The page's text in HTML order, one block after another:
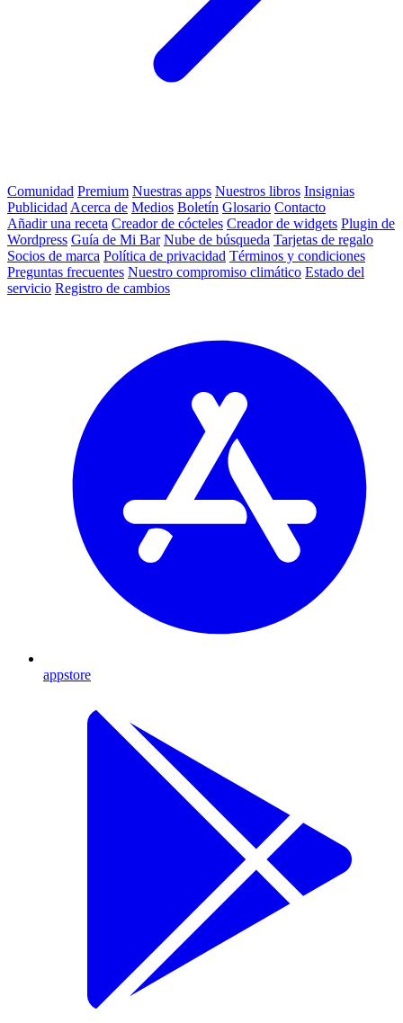
Comunidad Premium Nuestras apps Nuestros libros Insignias
Publicidad Acerca de Medios Boletín Glosario Contacto
Añadir una receta Creador de cócteles Creador de widgets Plugin de
Wordpress Guía de Mi Bar Nube de búsqueda Tarjetas de regalo
Socios de marca Política de privacidad Términos y condiciones
Preguntas frecuentes Nuestro compromiso climático Estado del
servicio Registro de cambios
appstore